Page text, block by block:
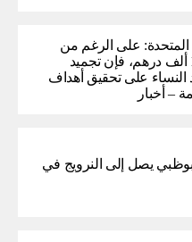
المتحدة: على الرغم من
تكلفته البالغة 15 ألف درهم، فإن تجميد
النساء على تحقيق أهداف
– أخبار
يصل إلى النرويج في